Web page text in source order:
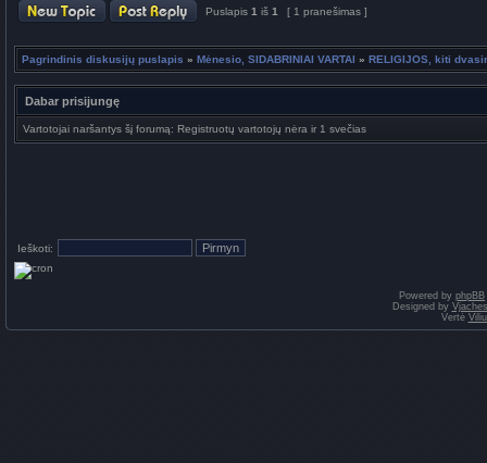
Puslapis 1 iš 1 [ 1 pranešimas ]
Pagrindinis diskusijų puslapis » Mėnesio, SIDABRINIAI VARTAI » RELIGIJOS, kiti
Dabar prisijungę
Vartotojai naršantys šį forumą: Registruotų vartotojų nėra ir 1 svečias
Ieškoti:
Powered by phpBB
Designed by
Vertė